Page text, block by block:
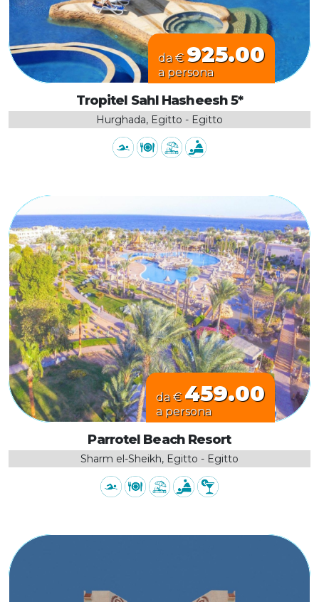
da € 925.00
a persona
Tropitel Sahl Hasheesh 5*
Hurghada, Egitto - Egitto
da € 459.00
a persona
Parrotel Beach Resort
Sharm el-Sheikh, Egitto - Egitto